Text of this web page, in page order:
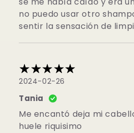
no puedo usar otro
sentir la sensación de
2024-02-26
Tania
Me encantó deja mi
huele riquisimo